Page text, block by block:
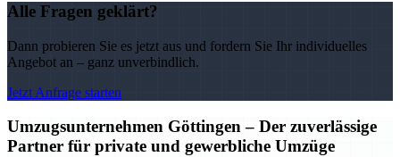
Alle Fragen geklärt?
Dann probieren Sie es jetzt aus und fordern Sie Ihr individuelles
Angebot an – ganz unverbindlich.
Jetzt Anfrage starten
Umzugsunternehmen Göttingen – Der zuverlässige
Partner für private und gewerbliche Umzüge